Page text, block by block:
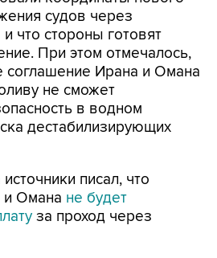
судов через
что стороны готовят
При этом отмечалось,
соглашение Ирана и Омана
не сможет
в водном
дестабилизирующих
писал, что
и Омана не будет
за проход через